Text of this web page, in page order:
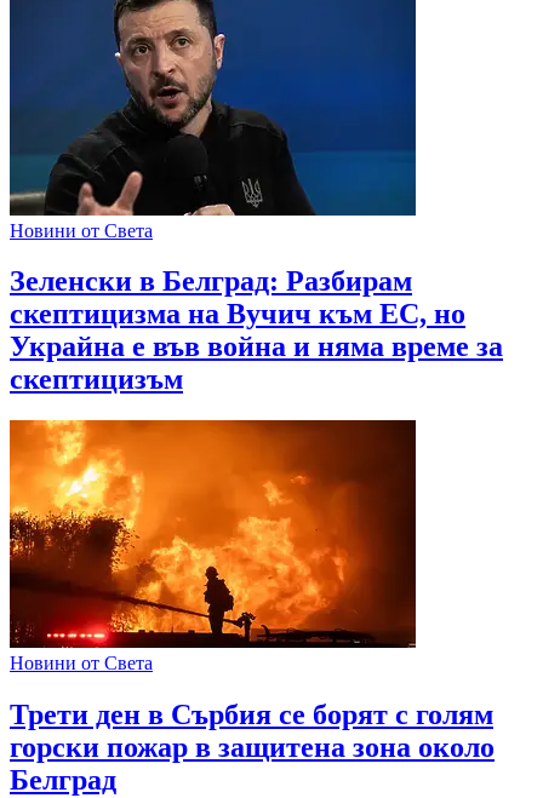
Новини от Света
Зеленски в Белград: Разбирам
скептицизма на Вучич към ЕС, но
Украйна е във война и няма време за
скептицизъм
Новини от Света
Трети ден в Сърбия се борят с голям
горски пожар в защитена зона около
Белград